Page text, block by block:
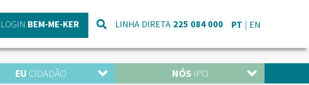
LOGIN BEM-ME-KER LINHA DIRETA 225 084 000 PT EN
EU CIDADÃO NÓS IPO